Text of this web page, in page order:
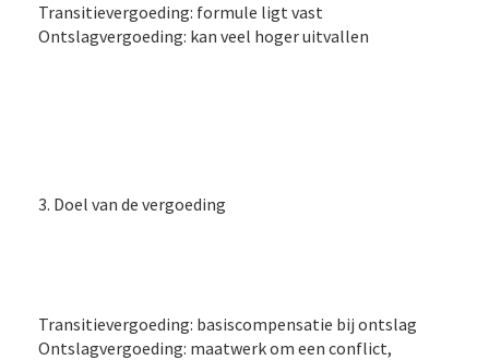
Transitievergoeding: formule ligt vast
Ontslagvergoeding: kan veel hoger uitvallen
3. Doel van de vergoeding
Transitievergoeding: basiscompensatie bij ontslag
Ontslagvergoeding: maatwerk om een conflict,